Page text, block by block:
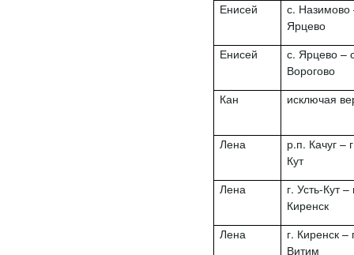
Енисей
с. Назимово
Ярцево
Енисей
с. Ярцево –
Ворогово
Кан
исключая
Лена
р.п. Качуг –
Кут
Лена
г. Усть-Кут –
Киренск
Лена
г. Киренск –
Витим